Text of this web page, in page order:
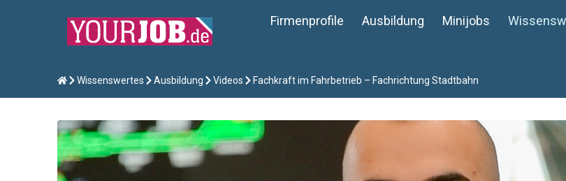
Firmenprofile Ausbildung Minijobs
Wissenswertes Ausbildung Videos Fachkraft im Fahrbetrieb – Fachrichtung Stadtbahn